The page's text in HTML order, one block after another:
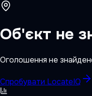
Об'єкт не
Оголошення не
Спробувати LocateIQ